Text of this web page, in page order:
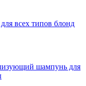
всех типов блонд
шампунь для